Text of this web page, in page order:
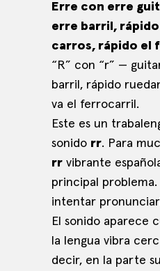
Erre con erre
erre barril,
carros, rápido el
“R” con “r” —
barril, rápido
va el ferrocarril.
Este es un
sonido rr. Para
rr vibrante
principal
intentar
El sonido aparece
la lengua vibra
decir, en la parte